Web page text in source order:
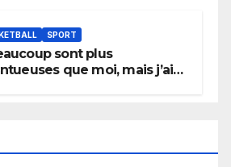
SPORT
sont plus
que moi, mais j’ai